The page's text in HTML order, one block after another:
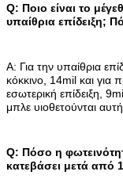
Q: Ποιο είναι το
υπαίθρια επίδειξη;
Α: Για την υπαίθρια
κόκκινο, 14mil και
εσωτερική επίδειξη,
μπλε υιοθετούνται
Q: Πόσο η
κατεβάσει μετά από